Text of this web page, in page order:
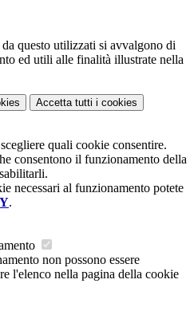
questo utilizzati si avvalgono di
ed utili alle finalità illustrate nella
Accetta tutti i cookies
quali cookie consentire.
consentono il funzionamento della
necessari al funzionamento potete
.
non possono essere
l'elenco nella pagina della cookie